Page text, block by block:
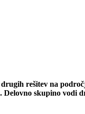
rešitev na
skupino vodi